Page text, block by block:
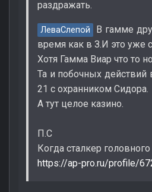
раздражать.
ЛеваСлепой
В гамме
время как в З.И это уже
Хотя Гамма Виар что то
Та и побочных действий
21 с охранником Сидора.
А тут целое казино.
П.С
Когда сталкер
https://ap-pro.ru/profile/